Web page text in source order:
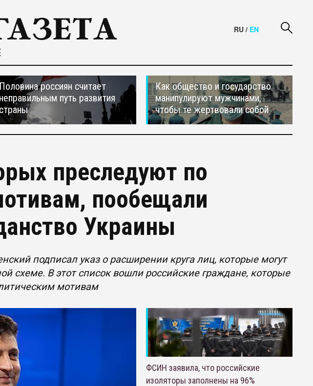
RU / EN
Половина россиян считает
путь развития
страны
Как общество и государство
манипулируют мужчинами,
чтобы те жертвовали собой
преследуют по
пообещали
Украины
подписал указ о расширении круга лиц, которые могут
схеме. В этот список вошли российские граждане, которые
мотивам
ФСИН заявила, что российские
изоляторы заполнены на 96%